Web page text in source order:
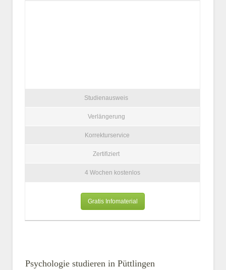
Studienausweis
Verlängerung
Korrekturservice
Zertifiziert
4 Wochen kostenlos
Gratis Infomaterial
Psychologie studieren in Püttlingen